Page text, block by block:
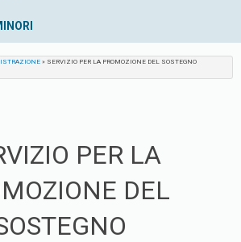
» SERVIZIO PER LA PROMOZIONE DEL SOSTEGNO
PER LA
DEL